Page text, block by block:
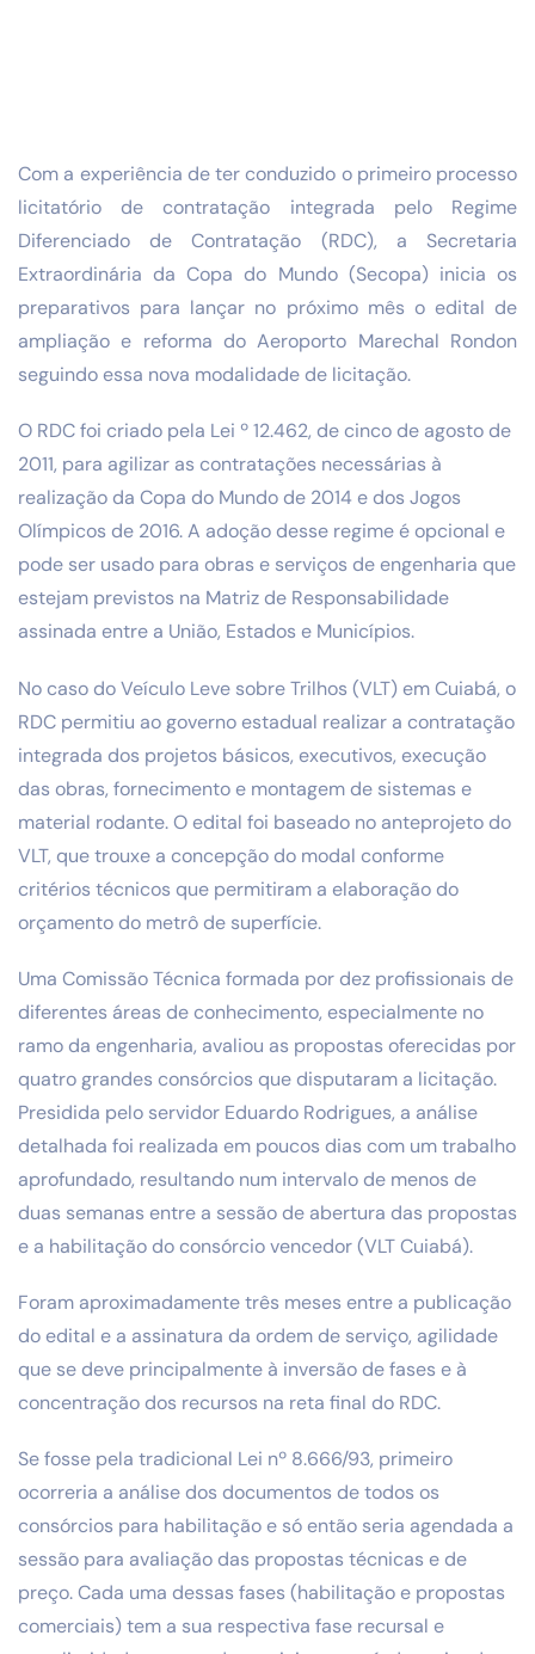
Com a experiência de ter conduzido o primeiro processo
licitatório de contratação integrada pelo Regime
Diferenciado de Contratação (RDC), a Secretaria
Extraordinária da Copa do Mundo (Secopa) inicia os
preparativos para lançar no próximo mês o edital de
ampliação e reforma do Aeroporto Marechal Rondon
seguindo essa nova modalidade de licitação.
O RDC foi criado pela Lei º 12.462, de cinco de agosto de
2011, para agilizar as contratações necessárias à
realização da Copa do Mundo de 2014 e dos Jogos
Olímpicos de 2016. A adoção desse regime é opcional e
pode ser usado para obras e serviços de engenharia que
estejam previstos na Matriz de Responsabilidade
assinada entre a União, Estados e Municípios.
No caso do Veículo Leve sobre Trilhos (VLT) em Cuiabá, o
RDC permitiu ao governo estadual realizar a contratação
integrada dos projetos básicos, executivos, execução
das obras, fornecimento e montagem de sistemas e
material rodante. O edital foi baseado no anteprojeto do
VLT, que trouxe a concepção do modal conforme
critérios técnicos que permitiram a elaboração do
orçamento do metrô de superfície.
Uma Comissão Técnica formada por dez profissionais de
diferentes áreas de conhecimento, especialmente no
ramo da engenharia, avaliou as propostas oferecidas por
quatro grandes consórcios que disputaram a licitação.
Presidida pelo servidor Eduardo Rodrigues, a análise
detalhada foi realizada em poucos dias com um trabalho
aprofundado, resultando num intervalo de menos de
duas semanas entre a sessão de abertura das propostas
e a habilitação do consórcio vencedor (VLT Cuiabá).
Foram aproximadamente três meses entre a publicação
do edital e a assinatura da ordem de serviço, agilidade
que se deve principalmente à inversão de fases e à
concentração dos recursos na reta final do RDC.
Se fosse pela tradicional Lei nº 8.666/93, primeiro
ocorreria a análise dos documentos de todos os
consórcios para habilitação e só então seria agendada a
sessão para avaliação das propostas técnicas e de
preço. Cada uma dessas fases (habilitação e propostas
comerciais) tem a sua respectiva fase recursal e